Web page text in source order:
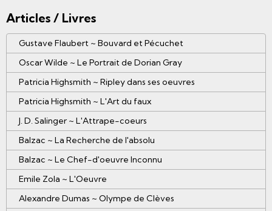
Articles / Livres
Gustave Flaubert ~ Bouvard et Pécuchet
Oscar Wilde ~ Le Portrait de Dorian Gray
Patricia Highsmith ~ Ripley dans ses oeuvres
Patricia Highsmith ~ L'Art du faux
J. D. Salinger ~ L'Attrape-coeurs
Balzac ~ La Recherche de l'absolu
Balzac ~ Le Chef-d'oeuvre Inconnu
Emile Zola ~ L'Oeuvre
Alexandre Dumas ~ Olympe de Clèves